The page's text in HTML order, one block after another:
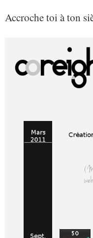
Accroche toi à ton